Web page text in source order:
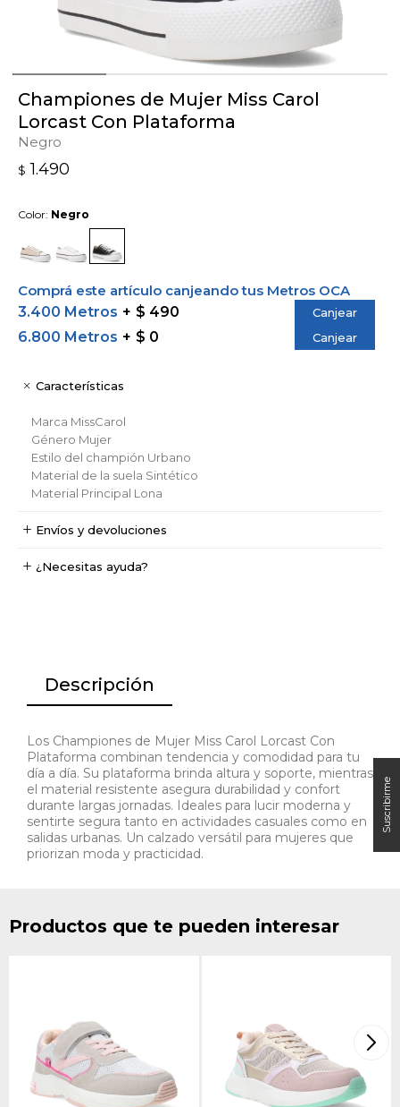
Championes de Mujer Miss Carol
Lorcast Con Plataforma
Negro
$ 1.490
Color: Negro
Comprá este artículo canjeando tus Metros OCA
3.400 Metros
$ 490 Canjear
6.800 Metros $ 0 Canjear
Características
Marca MissCarol
Género Mujer
Estilo del champión Urbano
Material de la suela Sintético
Material Principal Lona
Envíos y devoluciones
¿Necesitas ayuda?
Descripción
Los Championes de Mujer Miss Carol Lorcast Con
Plataforma combinan tendencia y comodidad para tu
día a día. Su plataforma brinda altura y soporte, mientras
el material resistente asegura durabilidad y confort
durante largas jornadas. Ideales para lucir moderna y
sentirte segura tanto en actividades casuales como en
salidas urbanas. Un calzado versátil para mujeres que
priorizan moda y practicidad.
Productos que te pueden interesar